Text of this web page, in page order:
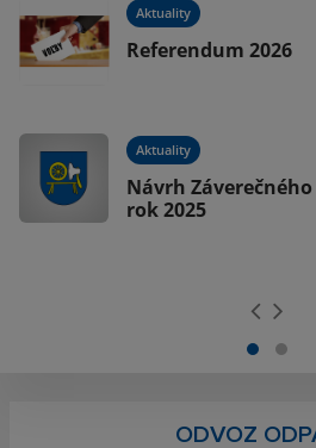
Aktuality
Referendum 2026
Aktuality
Návrh
rok 2025
ODVOZ